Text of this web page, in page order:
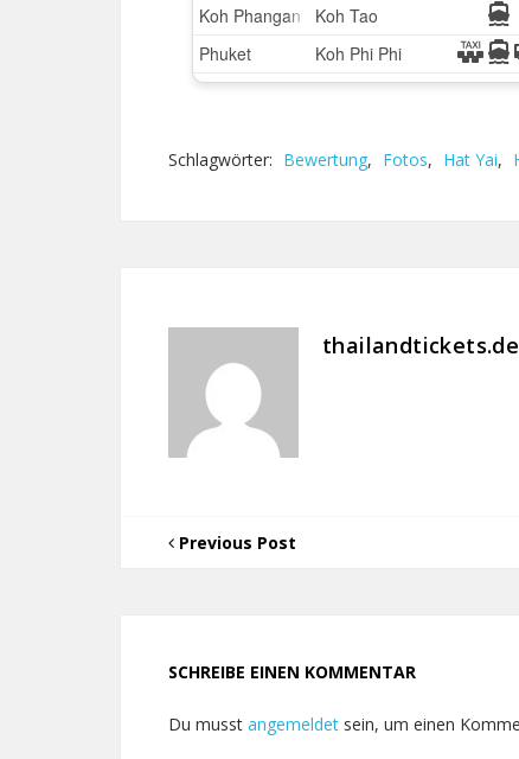
Schlagwörter: Bewertung, Fotos, Hat Yai,
thailandtickets.de
Previous Post
SCHREIBE EINEN KOMMENTAR
Du musst angemeldet sein, um einen